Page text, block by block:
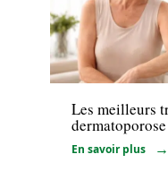
Maladie
Les meilleurs
En savoir plus